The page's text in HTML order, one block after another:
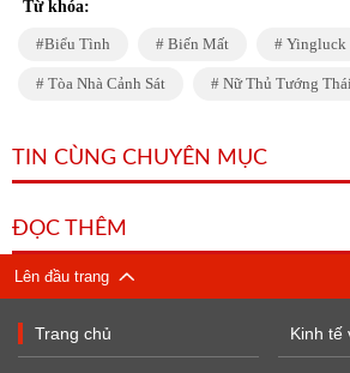
Từ khóa:
Biểu Tình Biến Mất Yingluck
Tòa Nhà Cảnh Sát Nữ Thủ Tướng Thái
TIN CÙNG CHUYÊN MỤC
ĐỌC THÊM
Lên đầu trang
Trang chủ Kinh tế